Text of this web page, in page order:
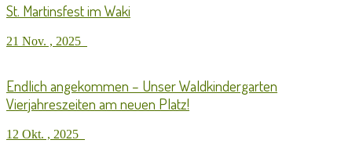
St. Martinsfest im Waki
21 Nov. , 2025
Endlich angekommen – Unser Waldkindergarten
Vierjahreszeiten am neuen Platz!
12 Okt. , 2025